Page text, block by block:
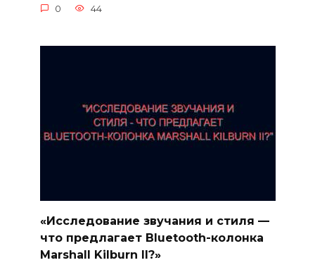
0 44
«Исследование звучания и стиля —
что предлагает Bluetooth-колонка
Marshall Kilburn II?»